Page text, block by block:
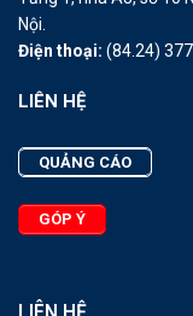
Nội.
Điện thoại: (84.24)
LIÊN HỆ
QUẢNG CÁO
GÓP Ý